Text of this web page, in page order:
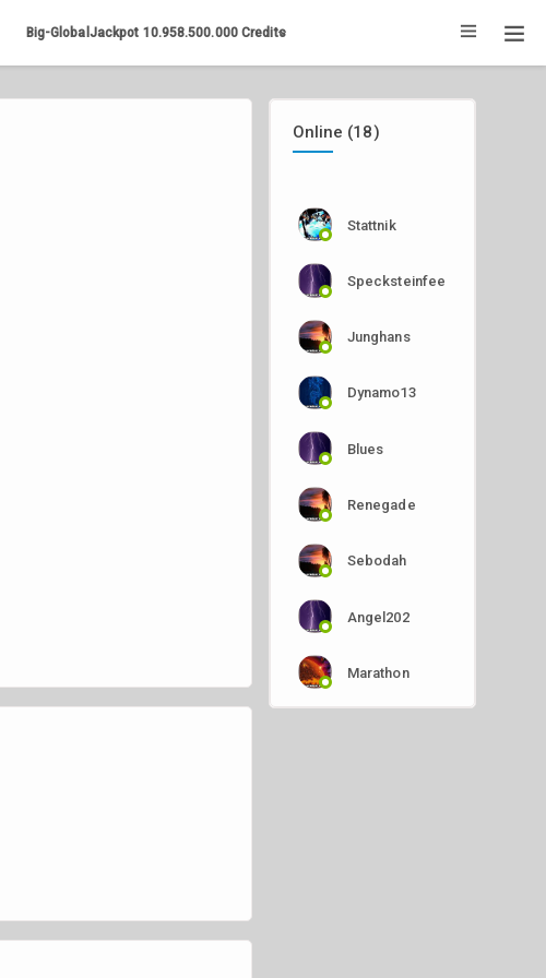
Big-GlobalJackpot 10.958.500.000Credits
Online (18)
Stattnik
Specksteinfee
Junghans
Dynamo13
Blues
Renegade
Sebodah
Angel202
Marathon